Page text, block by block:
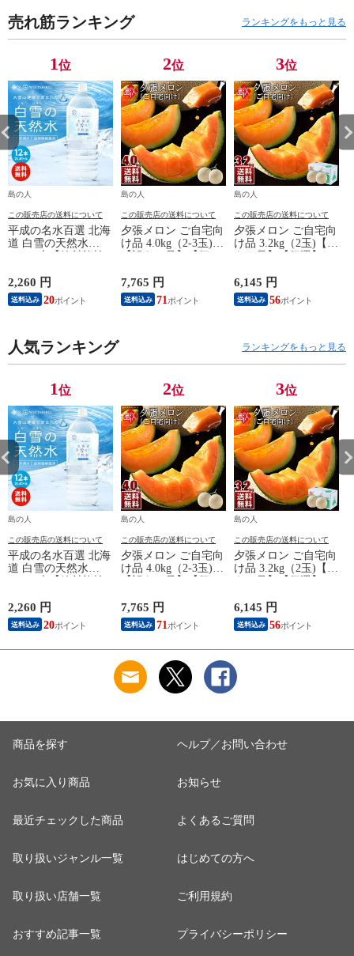
売れ筋ランキング ランキングをもっと見る
1位
島の人
この販売店の送料について
平成の名水百選 北海
道 白雪の天然水
ウム検査済】【送料
無料】【送料込み】
お水 ミネラルウォー
2,260 円
送料込み 20
2位
島の人
この販売店の送料について
夕張メロン ご自宅向
け品 4.0kg（2-3玉)
[cd*]A53-01085-
11121
7,765 円
送料込み 71
3位
島の人
この販売店の送料について
夕張メロン ご自宅向
け品 3.2kg（2玉)【訳
[cd*]B55-02085-11121
6,145 円
送料込み 56
人気ランキング ランキングをもっと見る
1位
島の人
この販売店の送料について
平成の名水百選 北海
道 白雪の天然水
ウム検査済】【送料
無料】【送料込み】
お水 ミネラルウォー
2,260 円
送料込み 20
2位
島の人
この販売店の送料について
夕張メロン ご自宅向
け品 4.0kg（2-3玉)
[cd*]A53-01085-
11121
7,765 円
送料込み 71
3位
島の人
この販売店の送料について
夕張メロン ご自宅向
け品 3.2kg（2玉)【訳
[cd*]B55-02085-11121
6,145 円
送料込み 56
商品を探す
お気に入り商品
最近チェックした商品
取り扱いジャンル一覧
取り扱い店舗一覧
おすすめ記事一覧
ヘルプ／お問い合わせ
お知らせ
よくあるご質問
はじめての方へ
ご利用規約
プライバシーポリシー